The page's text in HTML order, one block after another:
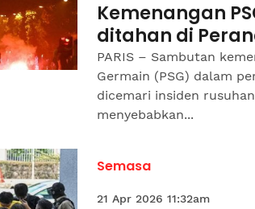
Kemenangan
ditahan di
PARIS – Sambutan
Germain (PSG) dalam
dicemari insiden
menyebabkan...
Semasa
21 Apr 2026 11:32am